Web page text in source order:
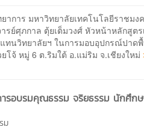
าการ มหาวิทยาลัยเทคโนโลยีราชมง
รย์ศุภกาล ตุ้ยเต็มวงศ์ หัวหน้าหลักสูต
ทนวิทยาลัยฯ ในการมอบอุปกรณ์ปาด
จ้ หมู่ 6 ต.ริมใต้ อ.แม่ริม จ.เชียงใหม่
รอบรมคุณธรรม จริยธรรม นักศึกษ
ม